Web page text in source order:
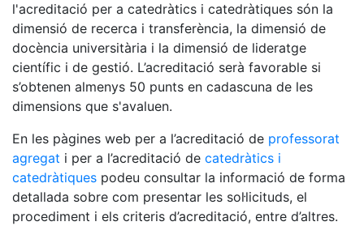
l'acreditació per a catedràtics i catedràtiques són la
dimensió de recerca i transferència, la dimensió de
docència universitària i la dimensió de lideratge
científic i de gestió. L’acreditació serà favorable si
s’obtenen almenys 50 punts en cadascuna de les
dimensions que s'avaluen.
En les pàgines web per a l’acreditació de professorat
agregat i per a l’acreditació de catedràtics i
catedràtiques podeu consultar la informació de forma
detallada sobre com presentar les sol·licituds, el
procediment i els criteris d’acreditació, entre d’altres.